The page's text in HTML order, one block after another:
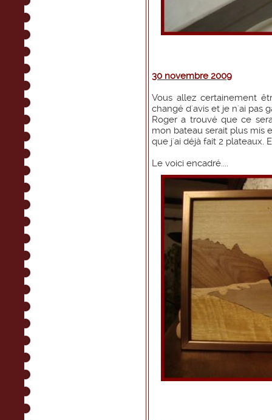
30 novembre 2009
Vous allez certainement
changé d'avis et je n'ai pas
Roger a trouvé que ce
mon bateau serait plus mis
que j'ai déjà fait 2 plateaux.
Le voici encadré....